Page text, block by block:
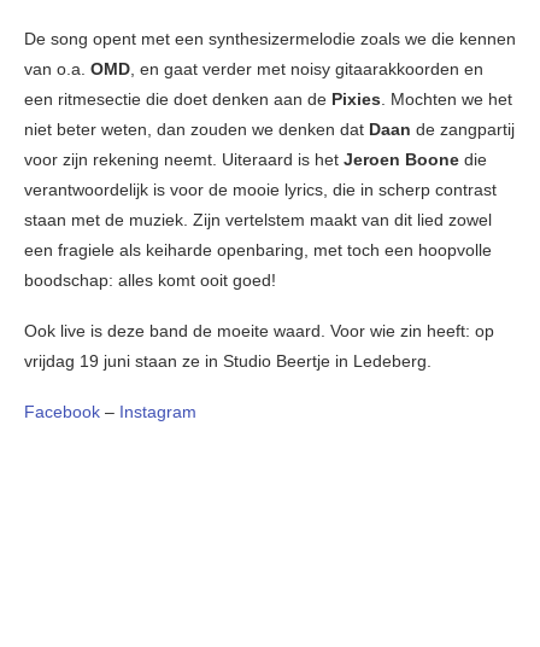
De song opent met een synthesizermelodie zoals we die kennen
van o.a. OMD, en gaat verder met noisy gitaarakkoorden en
een ritmesectie die doet denken aan de Pixies. Mochten we het
niet beter weten, dan zouden we denken dat Daan de zangpartij
voor zijn rekening neemt. Uiteraard is het Jeroen Boone die
verantwoordelijk is voor de mooie lyrics, die in scherp contrast
staan met de muziek. Zijn vertelstem maakt van dit lied zowel
een fragiele als keiharde openbaring, met toch een hoopvolle
boodschap: alles komt ooit goed!
Ook live is deze band de moeite waard. Voor wie zin heeft: op
vrijdag 19 juni staan ze in Studio Beertje in Ledeberg.
Facebook – Instagram